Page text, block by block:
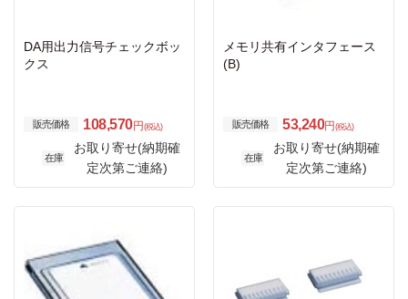
DA用出力信号チェックボッ
クス
販売価格 108,570円 (税込)
在庫
お取り寄せ(納期確
定次第ご連絡)
メモリ共有インタフェース
(B)
販売価格 53,240円 (税込)
在庫
お取り寄せ(納期確
定次第ご連絡)